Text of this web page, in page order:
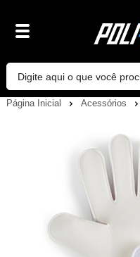
Página Inicial Acessórios